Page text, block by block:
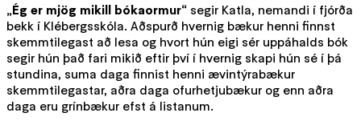
„Ég er mjög mikill bókaormur“ segir Katla, nemandi í fjórða
bekk í Klébergsskóla. Aðspurð hvernig bækur henni finnst
skemmtilegast að lesa og hvort hún eigi sér uppáhalds bók
segir hún það fari mikið eftir því í hvernig skapi hún sé í þá
stundina, suma daga finnist henni ævintýrabækur
skemmtilegastar, aðra daga ofurhetjubækur og enn aðra
daga eru grínbækur efst á listanum.